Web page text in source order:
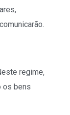
regime,
os bens